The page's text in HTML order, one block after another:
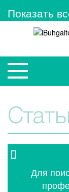
Показать
Для